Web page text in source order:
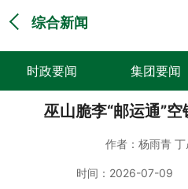
综合新闻
时政要闻 集团要闻
媒体聚焦 党建动态
企业文化
巫山脆李“邮运通”
作者： 杨雨青
时间： 2026-07-09